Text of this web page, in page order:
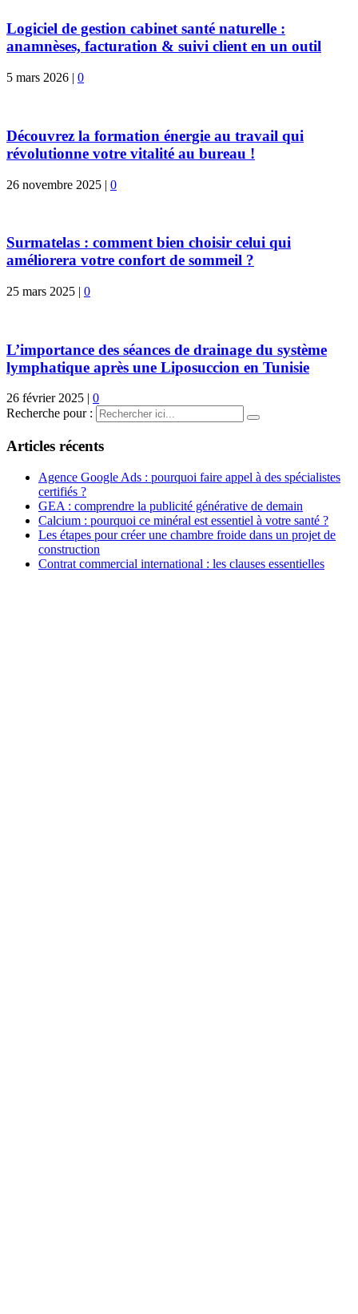
Logiciel de gestion cabinet santé naturelle :
anamnèses, facturation & suivi client en un outil
5 mars 2026 | 0
Découvrez la formation énergie au travail qui
révolutionne votre vitalité au bureau !
26 novembre 2025 | 0
Surmatelas : comment bien choisir celui qui
améliorera votre confort de sommeil ?
25 mars 2025 | 0
L’importance des séances de drainage du système
lymphatique après une Liposuccion en Tunisie
26 février 2025
0
Recherche pour :
Articles récents
Agence Google Ads : pourquoi faire appel à des spécialistes
certifiés ?
GEA : comprendre la publicité générative de demain
Calcium : pourquoi ce minéral est essentiel à votre santé ?
Les étapes pour créer une chambre froide dans un projet de
construction
Contrat commercial international : les clauses essentielles